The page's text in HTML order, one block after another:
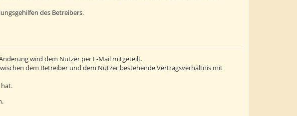
des Betreibers.
wird dem Nutzer per E-Mail mitgeteilt.
dem Betreiber und dem Nutzer bestehende Vertragsverhältnis mit